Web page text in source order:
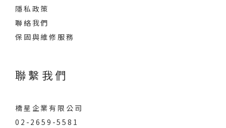
隱私政策
聯絡我們
保固與維修服務
聯繫我們
橋星企業有限公司
02-2659-5581